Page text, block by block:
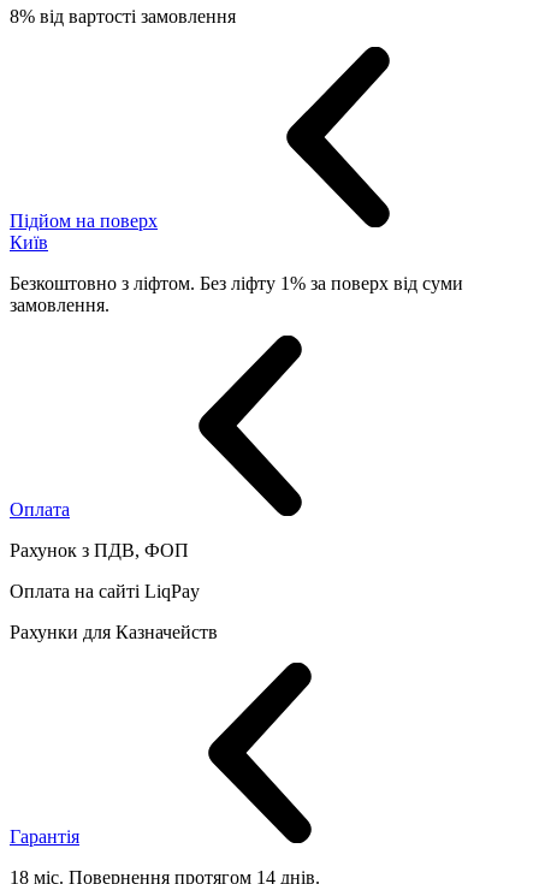
8% від вартості замовлення
Підйом на поверх
Київ
Безкоштовно з ліфтом. Без ліфту 1% за поверх від суми
замовлення.
Оплата
Рахунок з ПДВ, ФОП
Оплата на сайті LiqPay
Рахунки для Казначейств
Гарантія
18 міс. Повернення протягом 14 днів.